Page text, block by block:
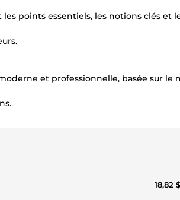
points essentiels, les notions clés et
et professionnelle, basée sur le
18,82